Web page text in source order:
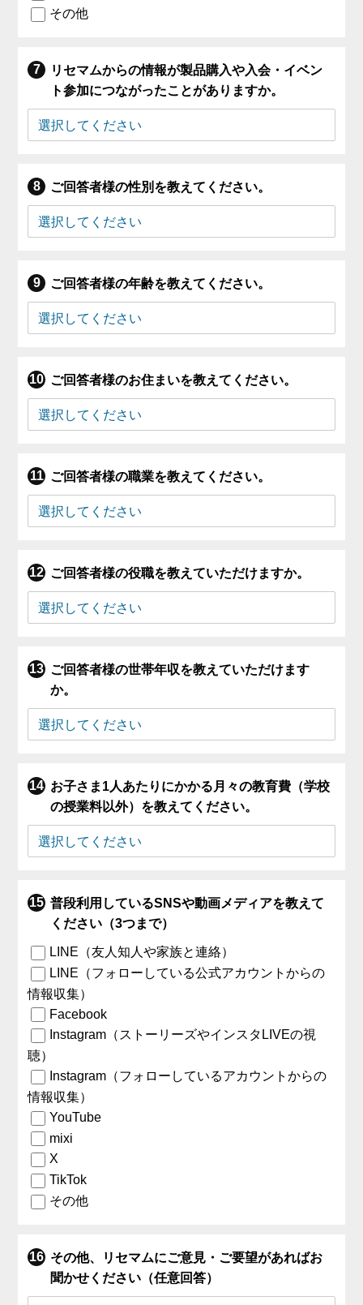
その他
リセマムからの情報が製品購入や入会・イベン
ト参加につながったことがありますか。
ご回答者様の性別を教えてください。
ご回答者様の年齢を教えてください。
ご回答者様のお住まいを教えてください。
ご回答者様の職業を教えてください。
ご回答者様の役職を教えていただけますか。
ご回答者様の世帯年収を教えていただけます
か。
お子さま1人あたりにかかる月々の教育費（学校
の授業料以外）を教えてください。
普段利用しているSNSや動画メディアを教えて
ください（3つまで）
LINE（友人知人や家族と連絡）
LINE（フォローしている公式アカウントからの
情報収集）
Facebook
Instagram（ストーリーズやインスタLIVEの視
聴）
Instagram（フォローしているアカウントからの
情報収集）
YouTube
mixi
X
TikTok
その他
その他、リセマムにご意見・ご要望があればお
聞かせください（任意回答）